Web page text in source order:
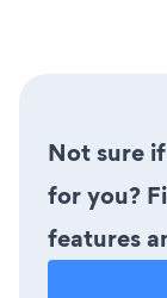
Not sure
for you?
features